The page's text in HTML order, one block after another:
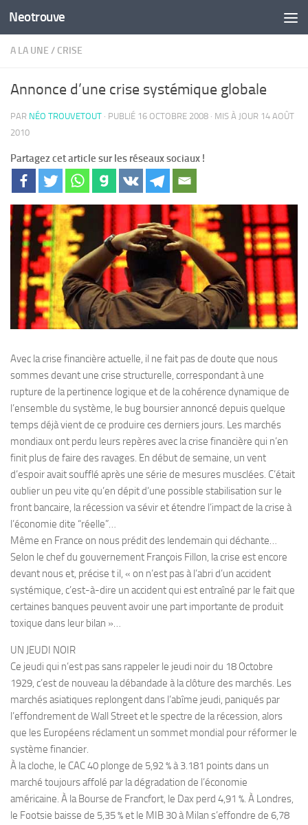
Skip to content
Neotrouve
A LA UNE / CRISE
Annonce d’une crise systémique globale
PAR NÉO TROUVETOUT · PUBLIÉ 16 OCTOBRE 2008 · MIS À JOUR 14 AOÛT
2010
Partagez cet article sur les réseaux sociaux !
Avec la crise financière actuelle, il ne fait pas de doute que nous
sommes devant une crise structurelle, correspondant à une
rupture de la pertinence logique et de la cohérence dynamique de
l’ensemble du système, le bug boursier annoncé depuis quelque
temps déjà vient de ce produire ces derniers jours. Les marchés
mondiaux ont perdu leurs repères avec la crise financière qui n’en
finit plus de faire des ravages. En début de semaine, un vent
d’espoir avait soufflé après une série de mesures musclées. C’était
oublier un peu vite qu’en dépit d’une possible stabilisation sur le
front bancaire, la récession va sévir et étendre l’impact de la crise à
l’économie dite “réelle”…
Même en France on nous prédit des lendemain qui déchante…
Selon le chef du gouvernement François Fillon, la crise est encore
devant nous et, précise t il, « on n’est pas à l’abri d’un accident
systémique, c’est-à-dire un accident qui est entraîné par le fait que
certaines banques peuvent avoir une part importante de produit
toxique dans leur bilan »…
UN JEUDI NOIR
Ce jeudi qui n’est pas sans rappeler le jeudi noir du 18 Octobre
1929, c’est de nouveau la débandade à la clôture des marchés. Les
marchés asiatiques replongent dans l’abîme jeudi, paniqués par
l’effondrement de Wall Street et le spectre de la récession, alors
que les Européens réclament un sommet mondial pour réformer le
système financier.
À la cloche, le CAC 40 plonge de 5,92 % à 3.181 points dans un
marché toujours affolé par la dégradation de l’économie
américaine. À la Bourse de Francfort, le Dax perd 4,91 %. À Londres,
le Footsie baisse de 5,35 % et le MIB 30 à Milan s’effondre de 6,78